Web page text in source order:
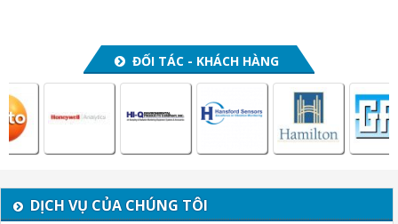
ĐỐI TÁC - KHÁCH HÀNG
DỊCH VỤ CỦA CHÚNG TÔI